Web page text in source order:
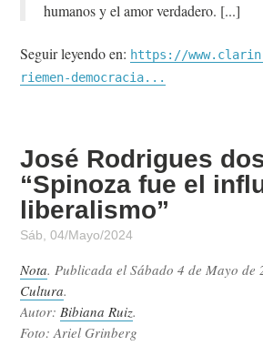
humanos y el amor verdadero.
Seguir leyendo en: https://
riemen-democracia...
José Rodrigues
“Spinoza fue el
liberalismo”
Sáb, 04/Mayo/2024
Nota. Publicada elSábado 4 de Mayo de
Cultura.
Autor:Bibiana Ruiz.
Foto: Ariel Grinberg